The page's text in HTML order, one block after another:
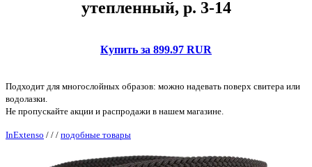
утепленный, р. 3-14
Купить за 899.97 RUR
Подходит для многослойных образов: можно надевать поверх свитера или
водолазки.
Не пропускайте акции и распродажи в нашем магазине.
InExtenso / / / подобные товары